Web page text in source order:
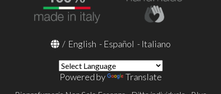
/ English - Español - Italiano
Powered by Translate